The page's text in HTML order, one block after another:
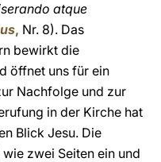
atque
, Nr. 8). Das
bewirkt die
öffnet uns für ein
Nachfolge und zur
in der Kirche hat
Blick Jesu. Die
zwei Seiten ein und